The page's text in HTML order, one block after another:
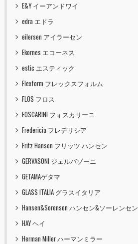
E&Y イーアンドワイ
edra エドラ
eilersen アイラーセン
Ekornes エコーネス
estic エスティック
Flexform フレックスフォルム
FLOS フロス
FOSCARINI フォスカリーニ
Fredericia フレデリシア
Fritz Hansen フリッツ ハンセン
GERVASONI ジェルバゾーニ
GETAMAゲタマ
GLASS ITALIA グラスイタリア
Hansen&Sorensen ハンセン&ソーレンセン
HAY ヘイ
Herman Miller ハーマンミラー